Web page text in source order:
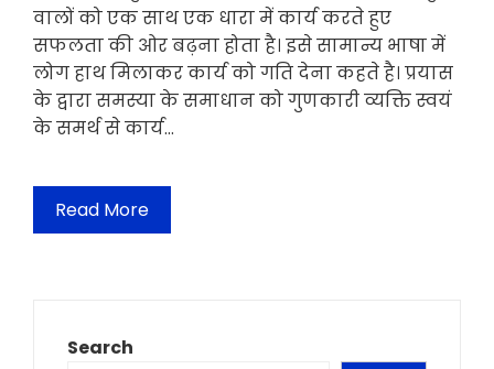
वालों को एक साथ एक धारा में कार्य करते हुए
सफलता की ओर बढ़ना होता है। इसे सामान्य भाषा में
लोग हाथ मिलाकर कार्य को गति देना कहते है। प्रयास
के द्वारा समस्या के समाधान को गुणकारी व्यक्ति स्वयं
के समर्थ से कार्य…
Read More
Search